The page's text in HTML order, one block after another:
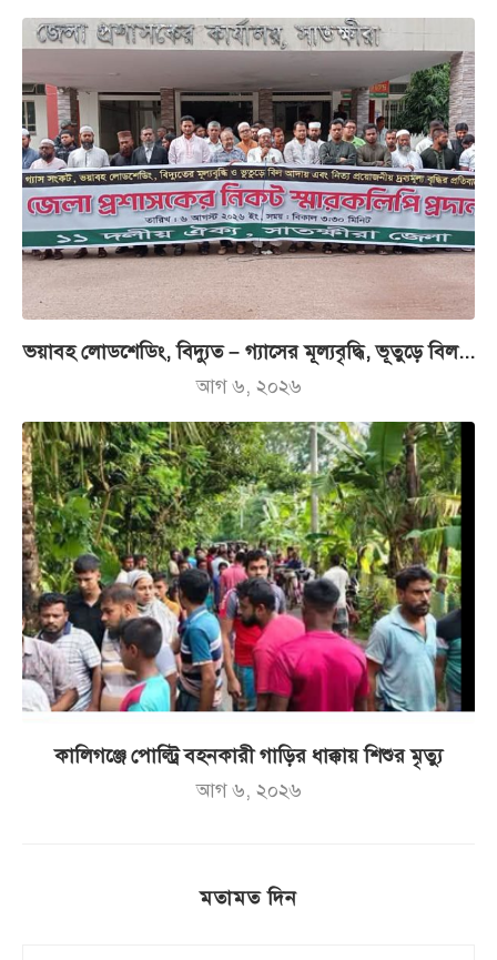
ভয়াবহ লোডশেডিং, বিদ্যুত – গ্যাসের মূল্যবৃদ্ধি, ভূতুড়ে বিল...
আগ ৬, ২০২৬
কালিগঞ্জে পোল্ট্রি বহনকারী গাড়ির ধাক্কায় শিশুর মৃত্যু
আগ ৬, ২০২৬
মতামত দিন